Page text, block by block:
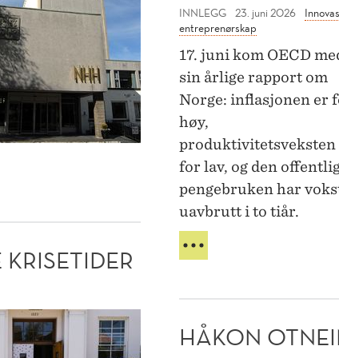
INNLEGG 23. juni 2026
entreprenørskap
17. juni kom OECD
sin årlige rapport om
Norge: inflasjonen er
høy,
produktivitetsveksten
for lav, og den
pengebruken har
uavbrutt i to tiår.
LÆRE
SVERIGE
HÅKON